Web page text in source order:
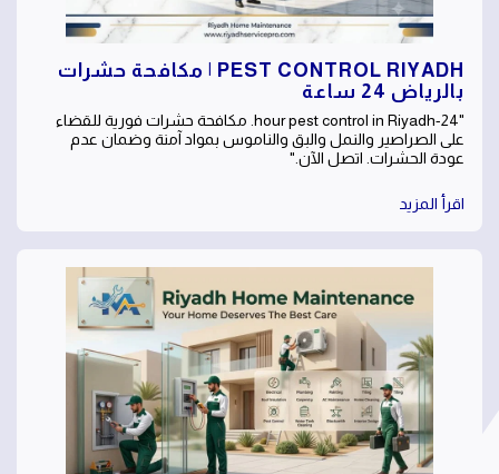
PEST CONTROL RIYADH | مكافحة حشرات
بالرياض 24 ساعة
"24-hour pest control in Riyadh. مكافحة حشرات فورية للقضاء
على الصراصير والنمل والبق والناموس بمواد آمنة وضمان عدم
عودة الحشرات. اتصل الآن."
اقرأ المزيد